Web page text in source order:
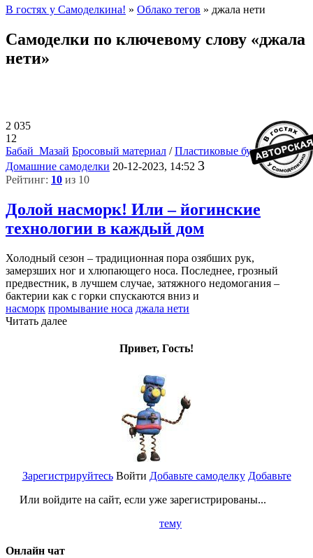
В гостях у Самоделкина! » Облако тегов » джала нети
Самоделки по ключевому слову «джала
нети»
2 035
12
Бабай_Мазай Бросовый материал /Пластиковые бутылки/
Домашние самоделки 20-12-2023, 14:52 3
Рейтинг: 10 из 10
Долой насморк! Или – йогинские
технологии в каждый дом
Холодный сезон – традиционная пора озябших рук,
замерзших ног и хлюпающего носа. Последнее, грозный
предвестник, в лучшем случае, затяжного недомогания –
бактерии как с горки спускаются вниз и
насморк промывание носа джала нети
Читать далее
Привет, Гость!
Зарегистрируйтесь
Или войдите на сайт, если уже зарегистрированы...
Войти Добавьте самоделку Добавьте
тему
Онлайн чат